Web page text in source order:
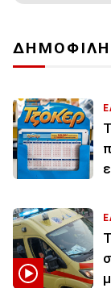
ΔΗΜΟΦΙΛΗ